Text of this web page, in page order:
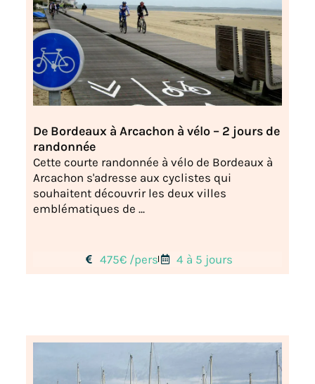
De Bordeaux à Arcachon à vélo – 2 jours de
randonnée
Cette courte randonnée à vélo de Bordeaux à
Arcachon s'adresse aux cyclistes qui
souhaitent découvrir les deux villes
emblématiques de ...
475€ /pers 4 à 5 jours